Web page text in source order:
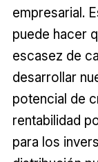
empresarial.
puede hacer
escasez de
desarrollar
potencial de
rentabilidad
para los